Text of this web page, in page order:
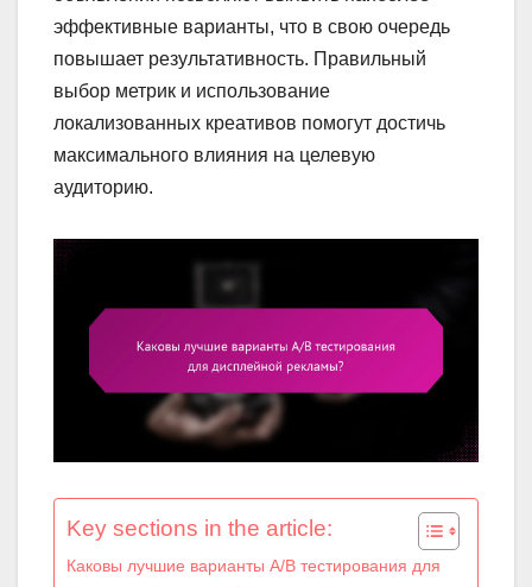
эффективные варианты, что в свою очередь
повышает результативность. Правильный
выбор метрик и использование
локализованных креативов помогут достичь
максимального влияния на целевую
аудиторию.
Key sections in the article:
Каковы лучшие варианты A/B тестирования для